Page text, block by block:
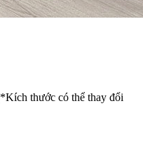
thước có thể thay đổi